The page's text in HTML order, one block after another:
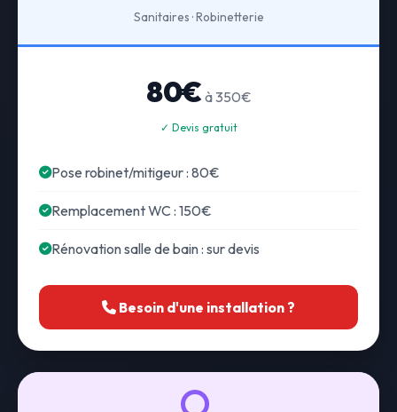
Sanitaires · Robinetterie
80€ à 350€
✓ Devis gratuit
Pose robinet/mitigeur : 80€
Remplacement WC : 150€
Rénovation salle de bain : sur devis
Besoin d'une installation ?